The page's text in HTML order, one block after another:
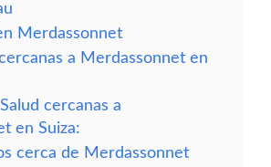
Merdassonnet
a Merdassonnet en
cercanas a
en Suiza:
cerca de Merdassonnet